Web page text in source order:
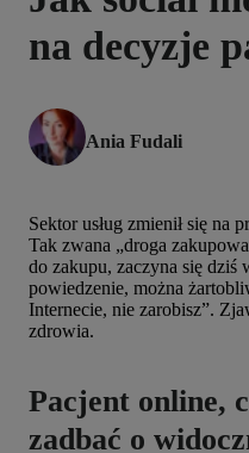
na decyzje
Ania Fudali
Sektor usług zmienił się na
Tak zwana „droga
do zakupu, zaczyna się dziś
powiedzenie, można
Internecie, nie zarobisz”.
zdrowia.
Pacjent online,
zadbać o